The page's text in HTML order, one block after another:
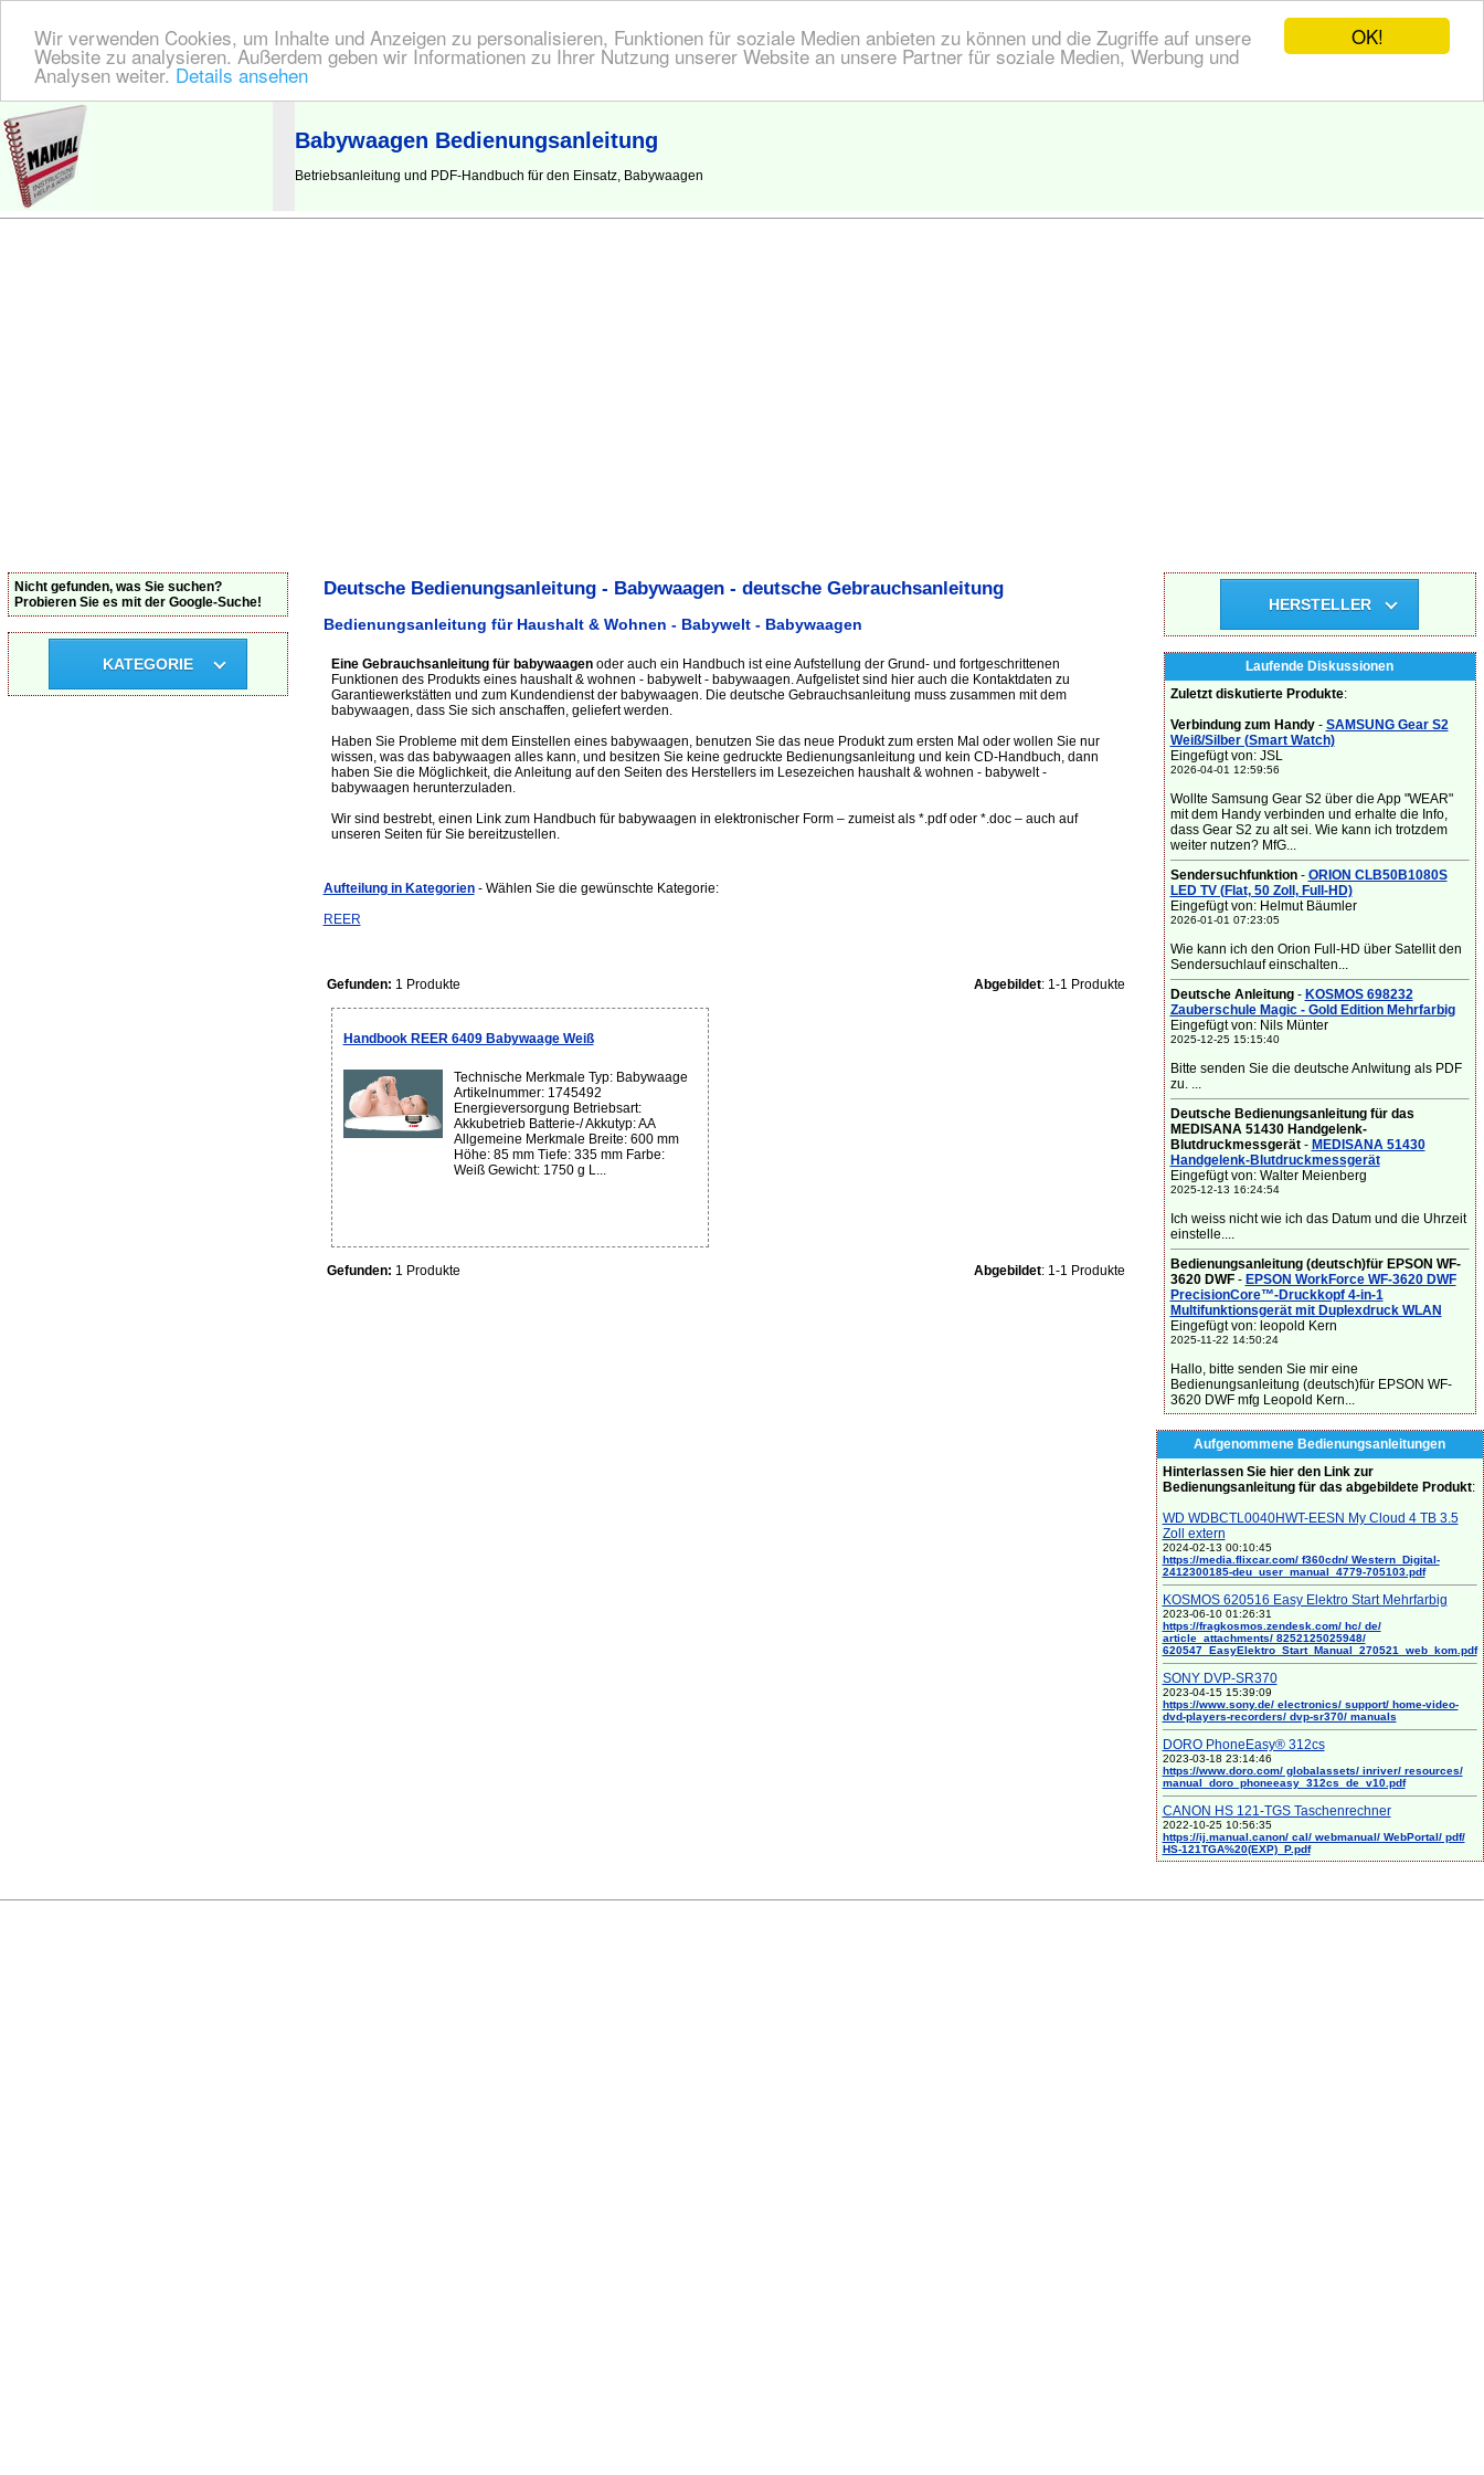
OK!
Wir verwenden Cookies, um Inhalte und Anzeigen zu personalisieren, Funktionen für soziale Medien anbieten zu können und die Zugriffe auf unsere
Website zu analysieren. Außerdem geben wir Informationen zu Ihrer Nutzung unserer Website an unsere Partner für soziale Medien, Werbung und
Analysen weiter. Details ansehen
BEDIENUNGSANLEITUNG | Hier finden Sie die deutsche Anleitung!
Babywaagen Bedienungsanleitung
Betriebsanleitung und PDF-Handbuch für den Einsatz, Babywaagen
Deutsche Bedienungsanleitung - Babywaagen - deutsche Gebrauchsanleitung
Bedienungsanleitung für Haushalt & Wohnen - Babywelt - Babywaagen
Eine Gebrauchsanleitung für babywaagenoder auch ein Handbuch ist eine Aufstellung der Grund- und fortgeschrittenen
Funktionen des Produkts eines haushalt & wohnen - babywelt - babywaagen. Aufgelistet sind hier auch die Kontaktdaten zu
Garantiewerkstätten und zum Kundendienst der babywaagen. Die deutsche Gebrauchsanleitung muss zusammen mit dem
babywaagen, dass Sie sich anschaffen, geliefert werden.
Haben Sie Probleme mit dem Einstellen eines babywaagen, benutzen Sie das neue Produkt zum ersten Mal oder wollen Sie nur
wissen, was das babywaagen alles kann, und besitzen Sie keine gedruckte Bedienungsanleitung und kein CD-Handbuch, dann
haben Sie die Möglichkeit, die Anleitung auf den Seiten des Herstellers im Lesezeichen haushalt & wohnen - babywelt -
babywaagen herunterzuladen.
Wir sind bestrebt, einen Link zum Handbuch für babywaagen in elektronischer Form – zumeist als *.pdf oder *.doc – auch auf
unseren Seiten für Sie bereitzustellen.
Aufteilung in Kategorien - Wählen Sie die gewünschte Kategorie:
REER
Gefunden: 1 Produkte Abgebildet: 1-1 Produkte
Handbook REER 6409 Babywaage Weiß
Technische Merkmale Typ: Babywaage
Artikelnummer: 1745492
Energieversorgung Betriebsart:
Akkubetrieb Batterie-/ Akkutyp: AA
Allgemeine Merkmale Breite: 600 mm
Höhe: 85 mm Tiefe: 335 mm Farbe:
Weiß Gewicht: 1750 g L...
Gefunden: 1 Produkte Abgebildet: 1-1 Produkte
Nicht gefunden, was Sie suchen?
Probieren Sie es mit der Google-Suche!
KATEGORIE
HERSTELLER
Laufende Diskussionen
Zuletzt diskutierte Produkte:
Verbindung zum Handy- SAMSUNG Gear S2
Weiß/Silber (Smart Watch)
Eingefügt von: JSL
2026-04-01 12:59:56
Wollte Samsung Gear S2 über die App "WEAR"
mit dem Handy verbinden und erhalte die Info,
dass Gear S2 zu alt sei. Wie kann ich trotzdem
weiter nutzen? MfG...
Sendersuchfunktion- ORION CLB50B1080S
LED TV (Flat, 50 Zoll, Full-HD)
Eingefügt von: Helmut Bäumler
2026-01-01 07:23:05
Wie kann ich den Orion Full-HD über Satellit den
Sendersuchlauf einschalten...
Deutsche Anleitung- KOSMOS 698232
Zauberschule Magic - Gold Edition Mehrfarbig
Eingefügt von: Nils Münter
2025-12-25 15:15:40
Bitte senden Sie die deutsche Anlwitung als PDF
zu. ...
Deutsche Bedienungsanleitung für das
MEDISANA 51430 Handgelenk-
Blutdruckmessgerät- MEDISANA 51430
Handgelenk-Blutdruckmessgerät
Eingefügt von: Walter Meienberg
2025-12-13 16:24:54
Ich weiss nicht wie ich das Datum und die Uhrzeit
einstelle....
Bedienungsanleitung (deutsch)für EPSON WF-
3620 DWF- EPSON WorkForce WF-3620 DWF
PrecisionCore™-Druckkopf 4-in-1
Multifunktionsgerät mit Duplexdruck WLAN
Eingefügt von: leopold Kern
2025-11-22 14:50:24
Hallo, bitte senden Sie mir eine
Bedienungsanleitung (deutsch)für EPSON WF-
3620 DWF mfg Leopold Kern...
Aufgenommene Bedienungsanleitungen
Hinterlassen Sie hier den Link zur
Bedienungsanleitung für das abgebildete Produkt:
WD WDBCTL0040HWT-EESN My Cloud 4 TB 3.5
Zoll extern
2024-02-13 00:10:45
https://media.flixcar.com/ f360cdn/ Western_Digital-
2412300185-deu_user_manual_4779-705103.pdf
KOSMOS 620516 Easy Elektro Start Mehrfarbig
2023-06-10 01:26:31
https://fragkosmos.zendesk.com/ hc/ de/
article_attachments/ 8252125025948/
620547_EasyElektro_Start_Manual_270521_web_kom.pdf
SONY DVP-SR370
2023-04-15 15:39:09
https://www.sony.de/ electronics/ support/ home-video-
dvd-players-recorders/ dvp-sr370/ manuals
DORO PhoneEasy® 312cs
2023-03-18 23:14:46
https://www.doro.com/ globalassets/ inriver/ resources/
manual_doro_phoneeasy_312cs_de_v10.pdf
CANON HS 121-TGS Taschenrechner
2022-10-25 10:56:35
https://ij.manual.canon/ cal/ webmanual/ WebPortal/ pdf/
HS-121TGA%20(EXP)_P.pdf